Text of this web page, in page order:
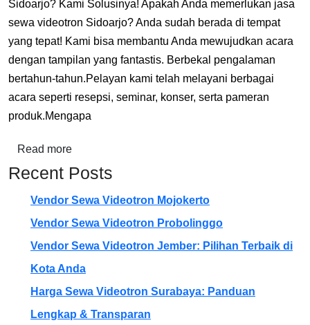
Sidoarjo? Kami Solusinya! Apakah Anda memerlukan jasa
sewa videotron Sidoarjo? Anda sudah berada di tempat
yang tepat! Kami bisa membantu Anda mewujudkan acara
dengan tampilan yang fantastis. Berbekal pengalaman
bertahun-tahun.Pelayan kami telah melayani berbagai
acara seperti resepsi, seminar, konser, serta pameran
produk.Mengapa
Read more
Recent Posts
Vendor Sewa Videotron Mojokerto
Vendor Sewa Videotron Probolinggo
Vendor Sewa Videotron Jember: Pilihan Terbaik di
Kota Anda
Harga Sewa Videotron Surabaya: Panduan
Lengkap & Transparan